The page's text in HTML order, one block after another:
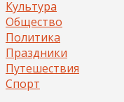
Культура
Общество
Политика
Праздники
Путешествия
Спорт